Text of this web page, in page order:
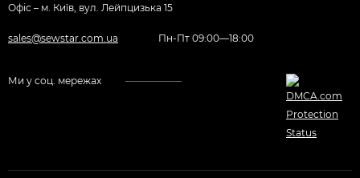
Офіс – м. Київ, вул. Лейпцизька 15
sales@sewstar.com.ua Пн-Пт 09:00—18:00
Ми у соц. мережах